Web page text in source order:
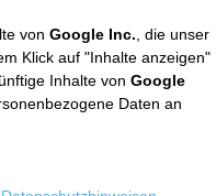
von Google Inc. , die unser
Klick auf "Inhalte anzeigen"
Inhalte von Google
Daten an